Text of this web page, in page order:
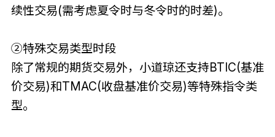
续性交易(需考虑夏令时与冬令时的时差)。
②特殊交易类型时段
除了常规的期货交易外，小道琼还支持BTIC(基准
价交易)和TMAC(收盘基准价交易)等特殊指令类
型。